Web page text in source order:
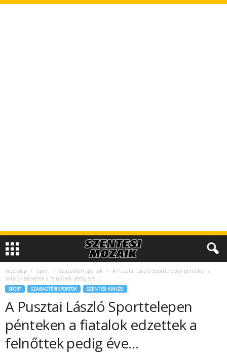
Kezdőlap Sport Szabadtéri sportok
A Pusztai László Sporttelepen pénteken a
fiatalok edzettek a felnőttek pedig éve…
SPORT SZABADTÉRI SPORTOK SZENTESI KINIZSI
A Pusztai László Sporttelepen
pénteken a fiatalok edzettek a
felnőttek pedig éve…